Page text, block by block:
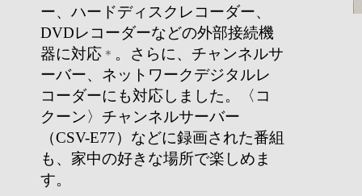
ー、ハードディスクレコーダー、
DVDレコーダーなどの外部接続機
器に対応 ＊ 。さらに、チャンネルサ
ーバー、ネットワークデジタルレ
コーダーにも対応しました。〈コ
クーン〉チャンネルサーバー
（CSV-E77）などに録画された番組
も、家中の好きな場所で楽しめま
す。